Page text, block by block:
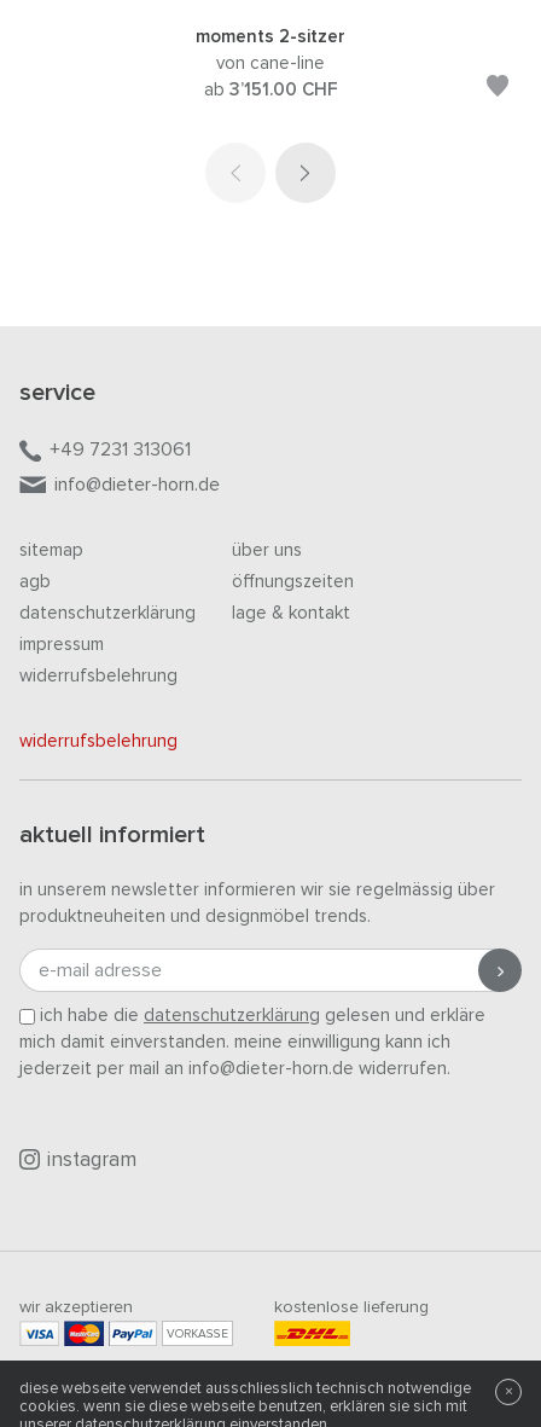
moments 2-sitzer
von cane-line
ab 3’151.00 CHF
service
+49 7231 313061
info@dieter-horn.de
sitemap
agb
datenschutzerklärung
impressum
widerrufsbelehrung
über uns
öffnungszeiten
lage & kontakt
widerrufsbelehrung
aktuell informiert
in unserem newsletter informieren wir sie regelmässig über
produktneuheiten und designmöbel trends.
e-mail adresse
ich habe die datenschutzerklärung gelesen und erkläre
mich damit einverstanden. meine einwilligung kann ich
jederzeit per mail an info@dieter-horn.de widerrufen.
instagram
wir akzeptieren
VORKASSE
kostenlose lieferung
mindestbestellwert
500CHF
diese webseite verwendet ausschliesslich technisch notwendige
cookies. wenn sie diese webseite benutzen, erklären sie sich mit
×